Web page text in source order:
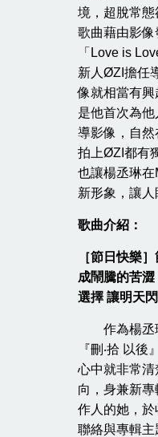
境，超脫常
歌曲藉由影像
「Love is
新人ØZI擔任
像就相當有
是他首次為
導影像，自
拍上ØZI都有
也讓楊丞琳
新形象，讓人
歌曲介紹：
［節日快樂
成鬧騰的苦
選擇 讓明天
作為楊丞
『刪‧拾 以
心中就非常
向，身兼新
作人的她，
聯絡與專輯